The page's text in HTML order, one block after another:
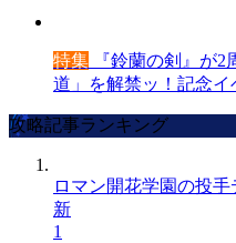
特集 『鈴蘭の剣』が2
道」を解禁ッ！記念イ
攻略記事ランキング
ロマン開花学園の投
新
1